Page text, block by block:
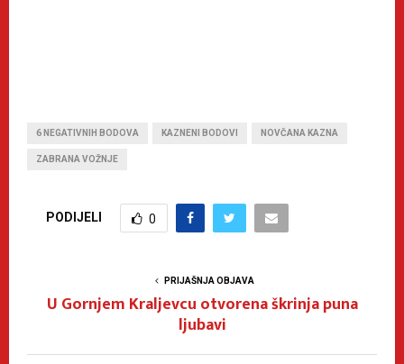
6 NEGATIVNIH BODOVA KAZNENI BODOVI NOVČANA KAZNA
ZABRANA VOŽNJE
PODIJELI 0
PRIJAŠNJA OBJAVA
U Gornjem Kraljevcu otvorena škrinja puna
ljubavi